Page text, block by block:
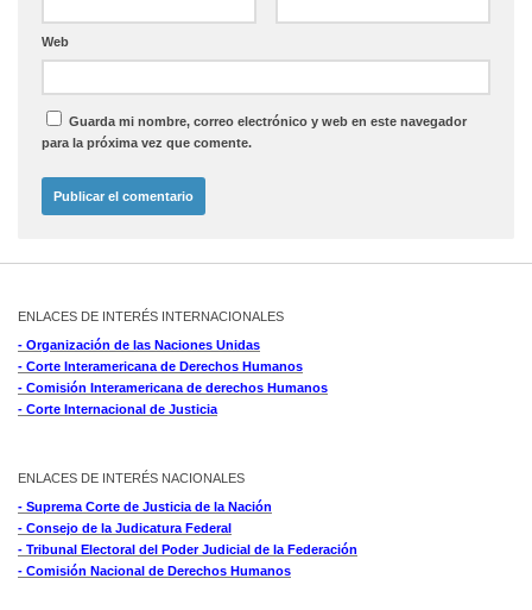
Web
Guarda mi nombre, correo electrónico y web en este navegador
para la próxima vez que comente.
ENLACES DE INTERÉS INTERNACIONALES
- Organización de las Naciones Unidas
- Corte Interamericana de Derechos Humanos
- Comisión Interamericana de derechos Humanos
- Corte Internacional de Justicia
ENLACES DE INTERÉS NACIONALES
- Suprema Corte de Justicia de la Nación
- Consejo de la Judicatura Federal
- Tribunal Electoral del Poder Judicial de la Federación
- Comisión Nacional de Derechos Humanos